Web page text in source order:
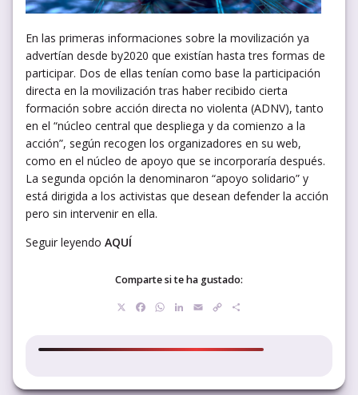
En las primeras informaciones sobre la movilización ya
advertían desde by2020 que existían hasta tres formas de
participar. Dos de ellas tenían como base la participación
directa en la movilización tras haber recibido cierta
formación sobre acción directa no violenta (ADNV), tanto
en el “núcleo central que despliega y da comienzo a la
acción”, según recogen los organizadores en su web,
como en el núcleo de apoyo que se incorporaría después.
La segunda opción la denominaron “apoyo solidario” y
está dirigida a los activistas que desean defender la acción
pero sin intervenir en ella.
Seguir leyendo AQUÍ
Comparte si te ha gustado:
Facebook
WhatsApp
LinkedIn
EmailCopy